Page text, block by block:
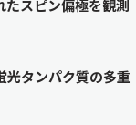
たスピン偏極を観測
光タンパク質の多重